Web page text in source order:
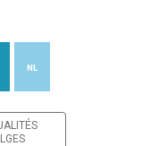
NL